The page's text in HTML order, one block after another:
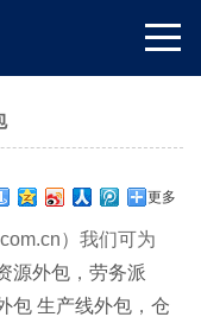
更多
）我们可为
源外包 ， 劳务派
包 生产线外包 ， 仓